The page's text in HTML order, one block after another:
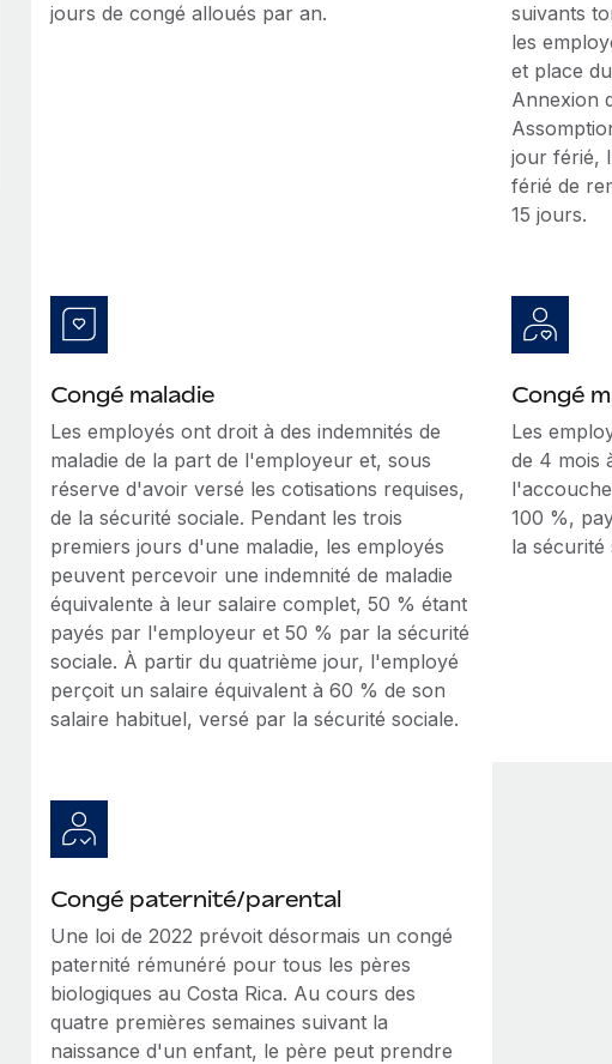
jours de congé alloués par an.
suivants
les
et place
Annexion
jour férié,
férié de
15 jours.
Congé maladie
Les employés ont droit à des indemnités de
maladie de la part de l'employeur et, sous
réserve d'avoir versé les cotisations requises,
de la sécurité sociale. Pendant les trois
premiers jours d'une maladie, les employés
peuvent percevoir une indemnité de maladie
équivalente à leur salaire complet, 50 % étant
payés par l'employeur et 50 % par la sécurité
sociale. À partir du quatrième jour, l'employé
perçoit un salaire équivalent à 60 % de son
salaire habituel, versé par la sécurité sociale.
Congé
Les
de 4 mois
100 %,
la sécurité
Congé paternité/parental
Une loi de 2022 prévoit désormais un congé
paternité rémunéré pour tous les pères
biologiques au Costa Rica. Au cours des
quatre premières semaines suivant la
naissance d'un enfant, le père peut prendre